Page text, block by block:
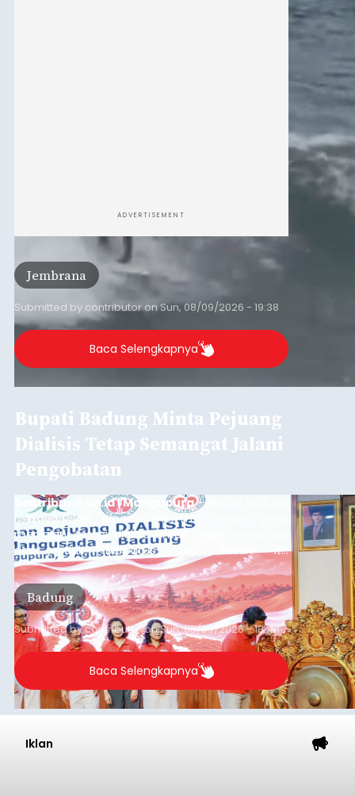
Ombak Terbaik dan
Menantang, Pantai Medewi
Jadi Magnet Surfing Dunia
balitribune.co.id | Negara- Deru ombak
Samudra Hindia bergulung teratur menghantam
gemuruh air laut berpadu dengan sorak-sorai
penonton yang memadati Pantai Medewi,
Kecamatan Pekutatan pada Minggu (9/8/2026).
Ratusan peselancar dari berbagai penjuru
nusantara berkompetisi menaklukan ombak
terbaik dan menantang.
ADVERTISEMENT
Jembrana